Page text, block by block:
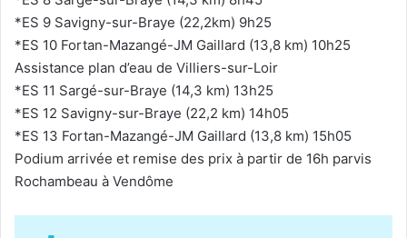
*ES 9 Savigny-sur-Braye (22,2km) 9h25
*ES 10 Fortan-Mazangé-JM Gaillard (13,8 km) 10h25
Assistance plan d’eau de Villiers-sur-Loir
*ES 11 Sargé-sur-Braye (14,3 km) 13h25
*ES 12 Savigny-sur-Braye (22,2 km) 14h05
*ES 13 Fortan-Mazangé-JM Gaillard (13,8 km) 15h05
Podium arrivée et remise des prix à partir de 16h parvis
Rochambeau à Vendôme